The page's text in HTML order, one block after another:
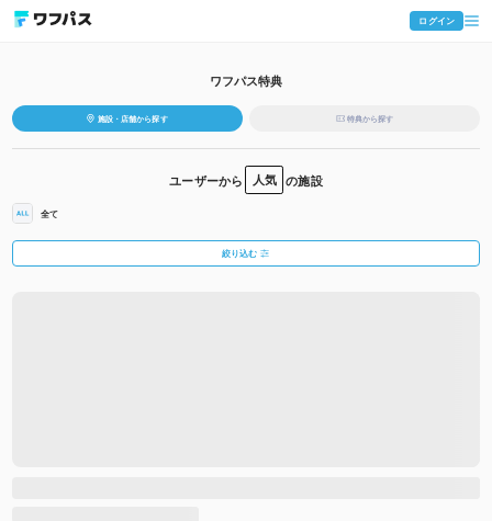
ログイン
ワフパス特典
施設・店舗から探す 特典から探す
ユーザーから 人気 の施設
全て
絞り込む